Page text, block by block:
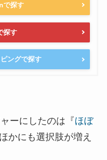
で探す
探す
ングで探す
ーにしたのは『ほぼ
かにも選択肢が増え